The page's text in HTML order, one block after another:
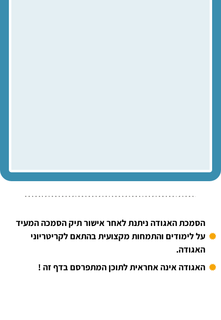
הסמכת האגודה ניתנת לאחר אישור תיק הסמכה המעיד
על לימודים והתמחות מקצועית בהתאם לקריטריוני
האגודה.
האגודה אינה אחראית לתוכן המתפרסם בדף זה !